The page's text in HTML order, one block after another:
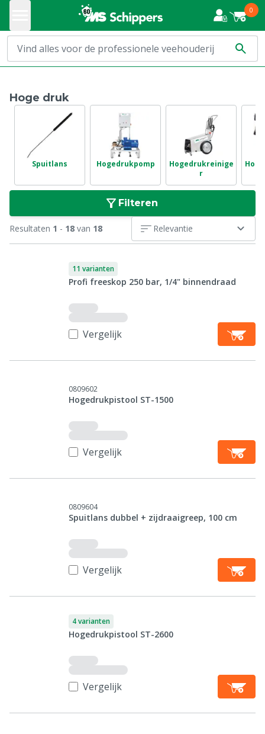
0
Hoge druk
Spuitlans Hogedrukpomp
Hogedrukreinige
r
Filteren
Resultaten 1 - 18 van 18 Relevantie
11 varianten
Profi freeskop 250 bar, 1/4" binnendraad
Vergelijk
0809602
Hogedrukpistool ST-1500
Vergelijk
0809604
Spuitlans dubbel + zijdraaigreep, 100 cm
Vergelijk
4 varianten
Hogedrukpistool ST-2600
Vergelijk